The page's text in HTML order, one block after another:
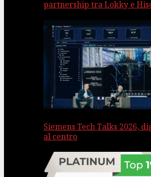
partnership tra Lokky e
Siemens Tech Talks 2026,
al centro